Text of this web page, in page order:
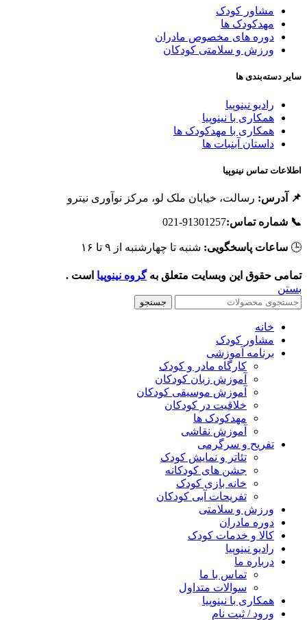
مشاور کودک
مهدکودک ها
دوره های مخصوص مادران
ورزش و سلامتی کودکان
دسته‌بندی ها
رادیو نینوپیا
همکاری با نینوپیا
همکاری با مهدکودک ها
داستان آبنبات ها
تماس نینوپیا
آدرس: رسالت، خیابان ملک لو، مرکز نوآوری نیترو
شماره تماس: 91301257-021
ساعات پاسخگویی: شنبه تا چهارشنبه از ۹ تا ۱۶
حقوق این وبسایت متعلق بهگروه نینوپیااست .
جستجو
خانه
مشاور کودک
برنامه آموزشی
کارگاه مادر و کودک
آموزش زبان کودکان
آموزش موسیقی کودکان
خلاقیت در کودکان
مهد‌کودک ها
آموزش نقاشی
تفریح و سرگرمی
تئاتر و نمایش کودک
جشن های کودکانه
خانه بازی کودک
تفریحات آبی کودکان
ورزش و سلامتی
دوره مادران
کالا و خدمات کودک
رادیو نینوپیا
درباره ما
تماس با ما
سوالات متداول
همکاری با نینوپیا
ورود / ثبت نام